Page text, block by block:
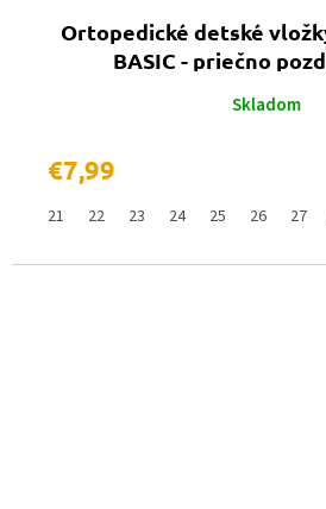
Ortopedické detské
BASIC - priečno
Skladom
€7,99
21 22 23 24 25 26 27